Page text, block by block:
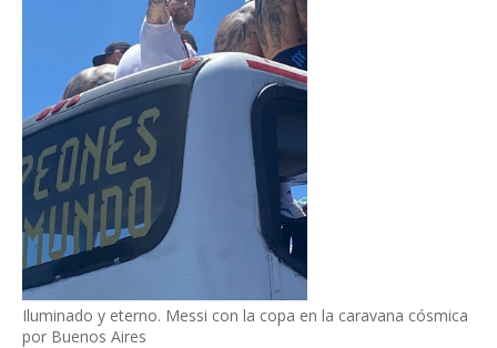
Iluminado y eterno. Messi con la copa en la caravana cósmica
por Buenos Aires